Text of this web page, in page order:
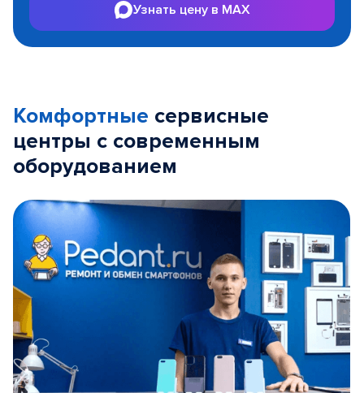
Узнать цену в MAX
Комфортные сервисные
центры с современным
оборудованием